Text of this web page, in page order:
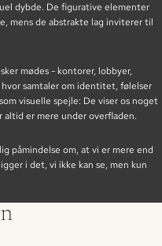
dybde. De figurative elementer
mens de abstrakte lag inviterer til
mødes - kontorer, lobbyer,
samtaler om identitet, følelser
visuelle spejle: De viser os noget
altid er mere under overfladen.
påmindelse om, at vi er mere end
i det, vi ikke kan se, men kun